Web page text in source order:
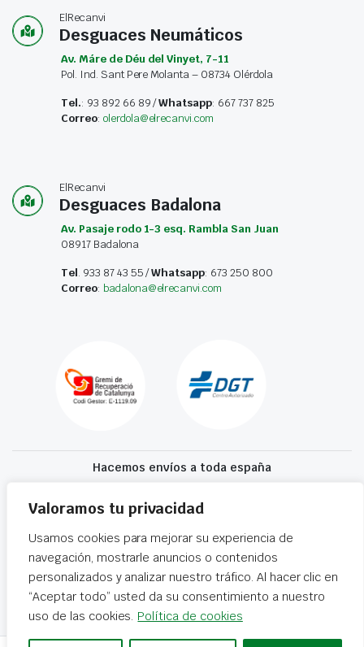
Valoramos tu privacidad
Usamos cookies para mejorar su experiencia de
navegación, mostrarle anuncios o contenidos
personalizados y analizar nuestro tráfico. Al hacer clic en
“Aceptar todo” usted da su consentimiento a nuestro
uso de las cookies. Política de cookies
ElRecanvi
Desguaces Neumáticos
Av. Máre de Déu del Vinyet, 7-11
Pol. Ind. Sant Pere Molanta – 08734 Olérdola
Tel.: 93 892 66 89 /Whatsapp: 667 737 825
Correo: olerdola@elrecanvi.com
ElRecanvi
Desguaces Badalona
Av. Pasaje rodo 1-3 esq. Rambla San Juan
08917 Badalona
Tel. 933 87 43 55 /Whatsapp: 673 250 800
Correo: badalona@elrecanvi.com
Hacemos envíos a toda españa
Recibe tu recambio en 24-72 horas
Desguaces El Recanvi 2026 ©Condiciones generales·Declaración de